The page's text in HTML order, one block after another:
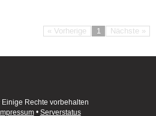
« Vorherige 1 Nächste »
Rechte vorbehalten
• Serverstatus